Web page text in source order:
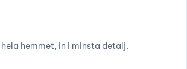
hemmet, in i minsta detalj.